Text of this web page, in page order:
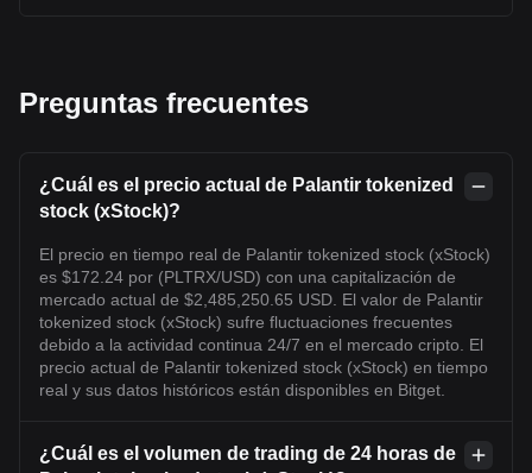
Preguntas frecuentes
¿Cuál es el precio actual de Palantir tokenized
stock (xStock)?
El precio en tiempo real de Palantir tokenized stock (xStock)
es $172.24 por (PLTRX/USD) con una capitalización de
mercado actual de $2,485,250.65 USD. El valor de Palantir
tokenized stock (xStock) sufre fluctuaciones frecuentes
debido a la actividad continua 24/7 en el mercado cripto. El
precio actual de Palantir tokenized stock (xStock) en tiempo
real y sus datos históricos están disponibles en Bitget.
¿Cuál es el volumen de trading de 24 horas de